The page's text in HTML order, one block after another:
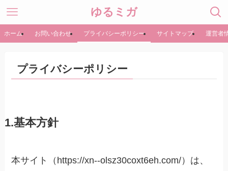
ゆるミガ
ホーム お問い合わせ プライバシーポリシー サイトマップ 運営者
プライバシーポリシー
1.基本方針
本サイト（https://xn--olsz30coxt6eh.com/）は、